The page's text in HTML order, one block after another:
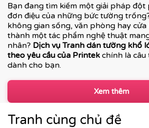
Bạn đang tìm kiếm một giải pháp đột
đơn điệu của những bức tường
không gian sống, văn phòng hay
thành một tác phẩm nghệ thuật
nhân? Dịch vụ Tranh dán tường khổ
theo yêu cầu của Printekchính là câu
dành cho bạn.
Xem thêm
Tranh cùng chủ đề